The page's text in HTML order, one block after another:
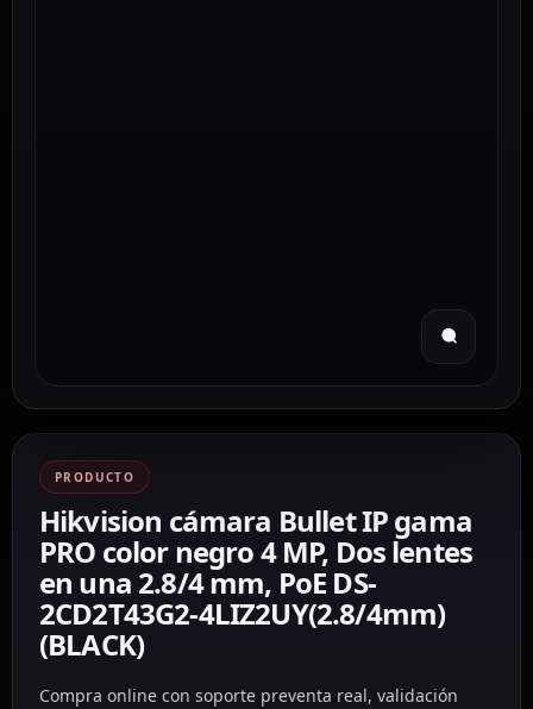
PRODUCTO
Hikvision cámara Bullet IP gama
PRO color negro 4 MP, Dos lentes
en una 2.8/4 mm, PoE DS-
2CD2T43G2-4LIZ2UY(2.8/4mm)
(BLACK)
Compra online con soporte preventa real, validación